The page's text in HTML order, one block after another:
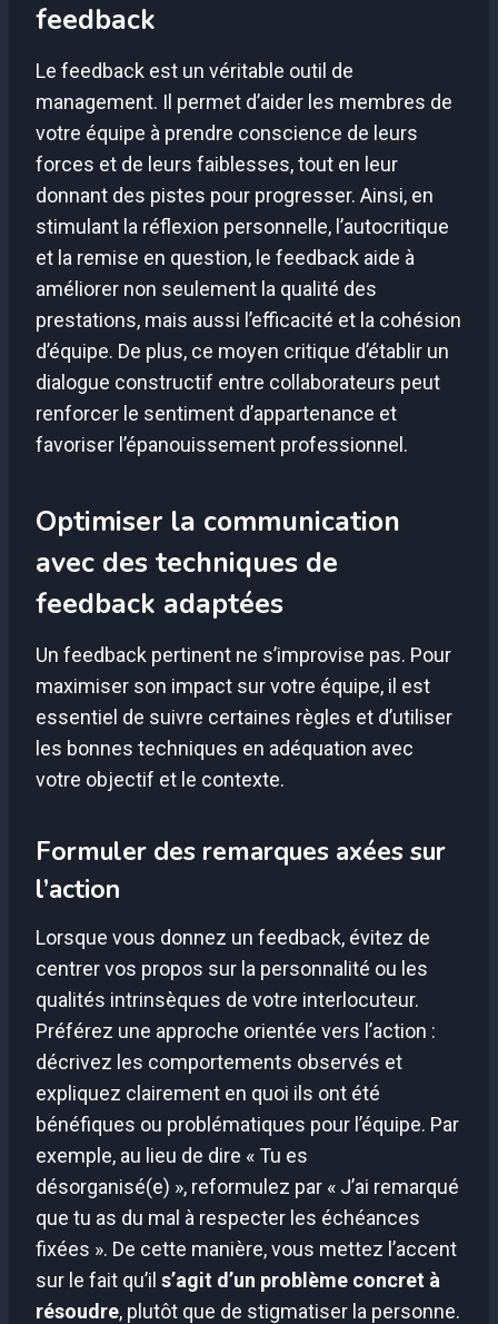
feedback
Le feedback est un véritable outil de
management. Il permet d’aider les membres de
votre équipe à prendre conscience de leurs
forces et de leurs faiblesses, tout en leur
donnant des pistes pour progresser. Ainsi, en
stimulant la réflexion personnelle, l’autocritique
et la remise en question, le feedback aide à
améliorer non seulement la qualité des
prestations, mais aussi l’efficacité et la cohésion
d’équipe. De plus, ce moyen critique d’établir un
dialogue constructif entre collaborateurs peut
renforcer le sentiment d’appartenance et
favoriser l’épanouissement professionnel.
Optimiser la communication
avec des techniques de
feedback adaptées
Un feedback pertinent ne s’improvise pas. Pour
maximiser son impact sur votre équipe, il est
essentiel de suivre certaines règles et d’utiliser
les bonnes techniques en adéquation avec
votre objectif et le contexte.
Formuler des remarques axées sur
l’action
Lorsque vous donnez un feedback, évitez de
centrer vos propos sur la personnalité ou les
qualités intrinsèques de votre interlocuteur.
Préférez une approche orientée vers l’action :
décrivez les comportements observés et
expliquez clairement en quoi ils ont été
bénéfiques ou problématiques pour l’équipe. Par
exemple, au lieu de dire « Tu es
désorganisé(e) », reformulez par « J’ai remarqué
que tu as du mal à respecter les échéances
fixées ». De cette manière, vous mettez l’accent
sur le fait qu’il s’agit d’un problème concret à
résoudre, plutôt que de stigmatiser la personne.